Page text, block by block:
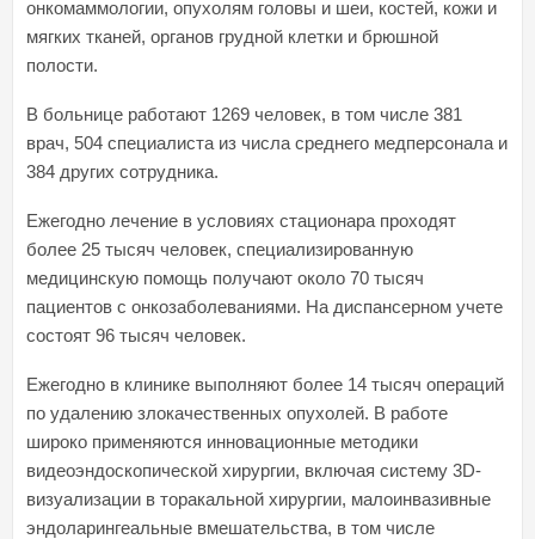
онкомаммологии, опухолям головы и шеи, костей, кожи и
мягких тканей, органов грудной клетки и брюшной
полости.
В больнице работают 1269 человек, в том числе 381
врач, 504 специалиста из числа среднего медперсонала и
384 других сотрудника.
Ежегодно лечение в условиях стационара проходят
более 25 тысяч человек, специализированную
медицинскую помощь получают около 70 тысяч
пациентов с онкозаболеваниями. На диспансерном учете
состоят 96 тысяч человек.
Ежегодно в клинике выполняют более 14 тысяч операций
по удалению злокачественных опухолей. В работе
широко применяются инновационные методики
видеоэндоскопической хирургии, включая систему 3D-
визуализации в торакальной хирургии, малоинвазивные
эндоларингеальные вмешательства, в том числе